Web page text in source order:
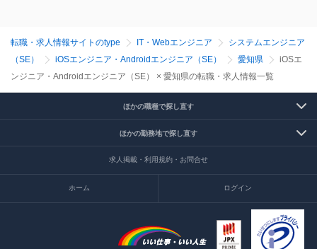
転職・求人情報サイトのtype IT・Webエンジニア
システムエンジニア
（SE）
iOSエンジニア・Androidエンジニア（SE） 愛知県
iOSエ
ンジニア・Androidエンジニア（SE） × 愛知県の転職・求人情報一覧
ほかの職種で探し直す
ほかの勤務地で探し直す
求人掲載・利用規約・お問合せ
ホーム ログイン